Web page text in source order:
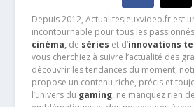
Depuis 2012, Actualitesjeuxvideo.fr est
incontournable pour tous les
cinéma,de séries et d’innovations
vous cherchiez à suivre l’actualité des
découvrir les tendances du moment,
propose un contenu riche, précis et
l’univers du gaming, ne manquez rien